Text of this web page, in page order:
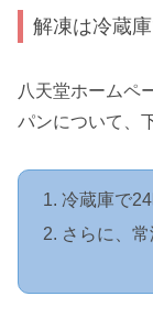
解凍は冷蔵
八天堂ホームペ
パンについて、
冷蔵庫で
さらに、